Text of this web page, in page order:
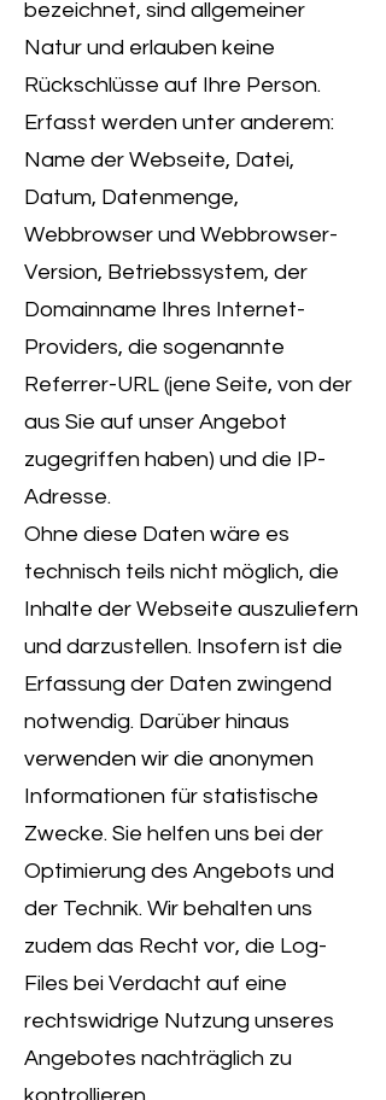
bezeichnet, sind allgemeiner
Natur und erlauben keine
Rückschlüsse auf Ihre Person.
Erfasst werden unter anderem:
Name der Webseite, Datei,
Datum, Datenmenge,
Webbrowser und Webbrowser-
Version, Betriebssystem, der
Domainname Ihres Internet-
Providers, die sogenannte
Referrer-URL (jene Seite, von der
aus Sie auf unser Angebot
zugegriffen haben) und die IP-
Adresse.
Ohne diese Daten wäre es
technisch teils nicht möglich, die
Inhalte der Webseite auszuliefern
und darzustellen. Insofern ist die
Erfassung der Daten zwingend
notwendig. Darüber hinaus
verwenden wir die anonymen
Informationen für statistische
Zwecke. Sie helfen uns bei der
Optimierung des Angebots und
der Technik. Wir behalten uns
zudem das Recht vor, die Log-
Files bei Verdacht auf eine
rechtswidrige Nutzung unseres
Angebotes nachträglich zu